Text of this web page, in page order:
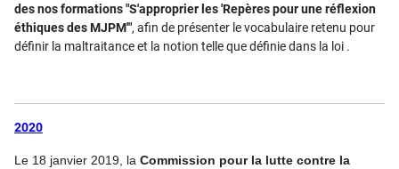
des nos formations "S'approprier les 'Repères pour une réflexion
éthiques des MJPM'", afin de présenter le vocabulaire retenu pour
définir la maltraitance et la notion telle que définie dans la loi .
2020
Le 18 janvier 2019, la Commission pour la lutte contre la